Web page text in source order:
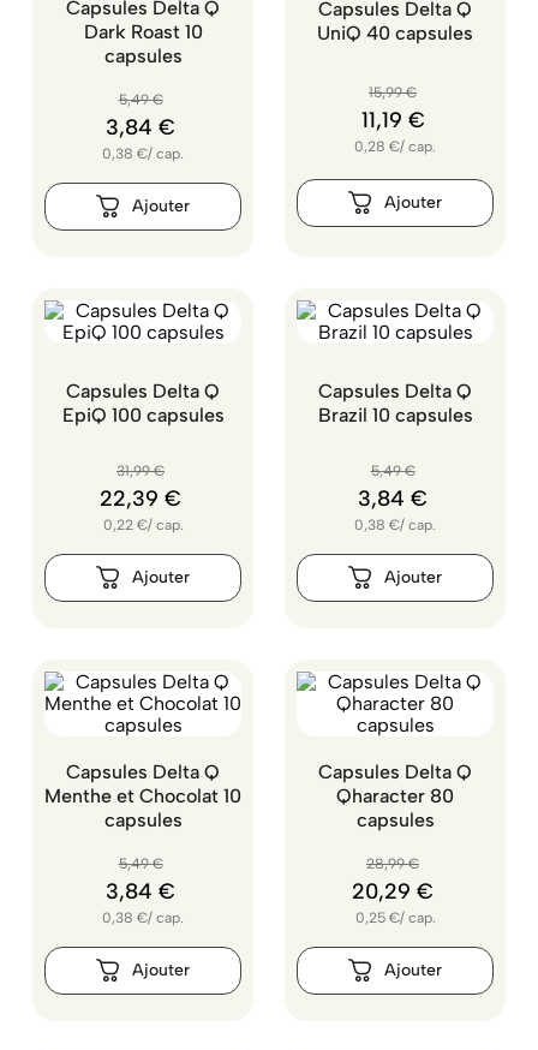
Capsules Delta Q
Dark Roast 10
capsules
5,49 €
3,84 €
0,38 €/ cap.
Capsules Delta Q
UniQ 40 capsules
15,99 €
11,19 €
0,28 €/ cap.
Capsules Delta Q
EpiQ 100 capsules
31,99 €
22,39 €
0,22 €/ cap.
Capsules Delta Q
Brazil 10 capsules
5,49 €
3,84 €
0,38 €/ cap.
Capsules Delta Q
Menthe et Chocolat 10
capsules
5,49 €
3,84 €
0,38 €/ cap.
Capsules Delta Q
Qharacter 80
capsules
28,99 €
20,29 €
0,25 €/ cap.